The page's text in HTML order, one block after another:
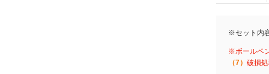
※セット内
※ボールペ
（7） 破損